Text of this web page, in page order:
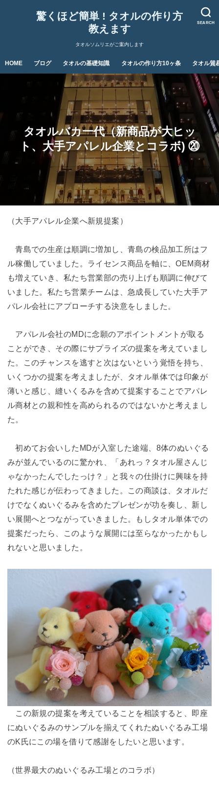
SEARCH
驚くほど簡単 ! タオルの作り方
教えます
タオルソムリエがご案内します
HOME ブログ タオルの基礎知識 タオルの作り方10ヶ条 タオル貿
タオルバカ一代（新商品が大ヒッ
ト、大手アパレル企業とコラボ) ⑳
（大手アパレル企業へ新規提案）
青島での生産は順調に増加し、青島の検品加工所はフ
ル稼働していました。ライセンス商品を軸に、OEM商材
も増えていき、私たち営業部の売り上げも順調に伸びて
いました。私たち営業チームは、急成長していた大手ア
パレル会社にアプローチする決意をしました。
アパレル会社のMDに念願のアポイントメントが取る
ことができ、その際にサプライズの提案を考えていまし
た。このチャンスを逃すと次はないという覚悟を持ち、
いくつかの提案を考えましたが、タオル単体では印象が
薄いと感じ、縫いくるみを含めて提案することでアパレ
ル商材との親和性を高められるのではないかと考えまし
た。
初めてお会いしたMDが入室した途端、8体のぬいぐる
みが並んでいるのに驚かれ、「あれっ？タオル屋さんじ
ゃなかったんでしたっけ？」と我々の仕掛けに興味を持
たれた感じが伝わってきました。この商談は、タオルだ
けでなくぬいぐるみを含めたプレゼンが功を奏し、新し
い展開へとつながっていきました。もしタオル単体での
提案だったら、このような展開には至らなかったかもし
れないと思いました。
この新規の提案を考えていることを相談すると、即座
にぬいぐるみのサンプルを揃えてくれたぬいぐるみ工場
のK氏にこの場を借りて感謝をしたいと思います。
（世界最大のぬいぐるみ工場とのコラボ）